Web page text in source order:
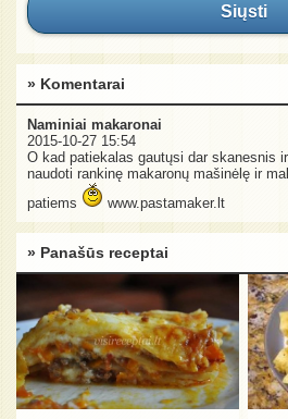
Siųsti
» Komentarai
Naminiai makaronai
2015-10-27 15:54
O kad patiekalas gautųsi dar skanesnis
naudoti rankinę makaronų mašinėlę ir
patiems
www.pastamaker.lt
» Panašūs receptai